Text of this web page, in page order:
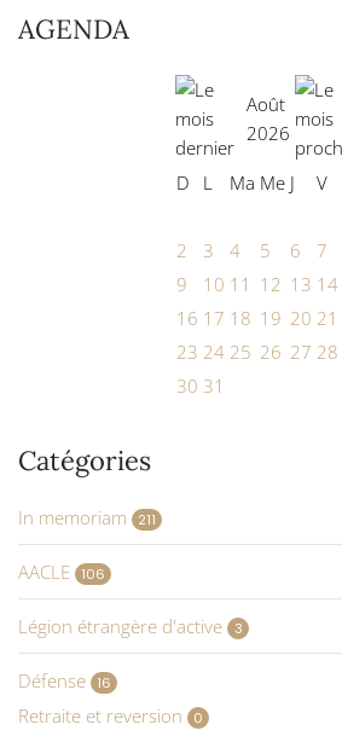
AGENDA
Août
2026
D L Ma Me J V
2
3 4 5 6 7
9
10 11 12 13 14
16 17 18 19 20 21
23 24 25 26 27 28
30 31
Catégories
In memoriam 211
AACLE 106
Légion étrangère d'active 3
Défense 16
Retraite et reversion 0